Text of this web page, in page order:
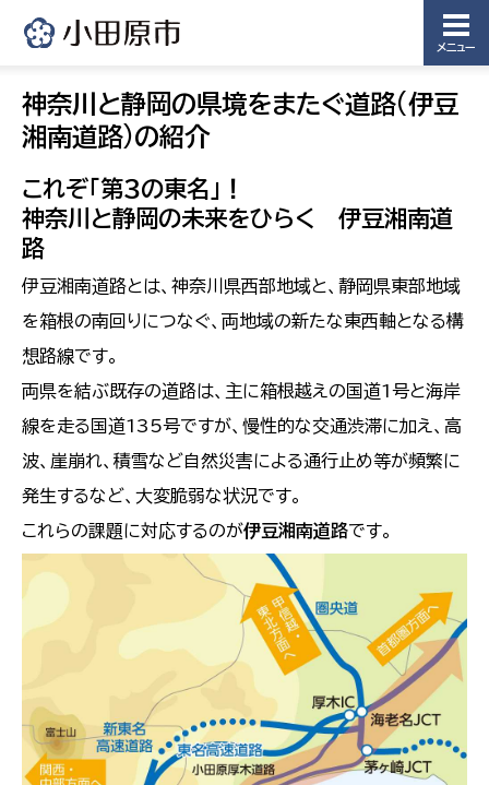
メニュー
神奈川と静岡の県境をまたぐ道路(伊豆
湘南道路)の紹介
これぞ「第３の東名」！
神奈川と静岡の未来をひらく 伊豆湘南道
路
伊豆湘南道路とは、神奈川県西部地域と、静岡県東部地域
を箱根の南回りにつなぐ、両地域の新たな東西軸となる構
想路線です。
両県を結ぶ既存の道路は、主に箱根越えの国道1号と海岸
線を走る国道135号ですが、慢性的な交通渋滞に加え、高
波、崖崩れ、積雪など自然災害による通行止め等が頻繁に
発生するなど、大変脆弱な状況です。
これらの課題に対応するのが伊豆湘南道路です。